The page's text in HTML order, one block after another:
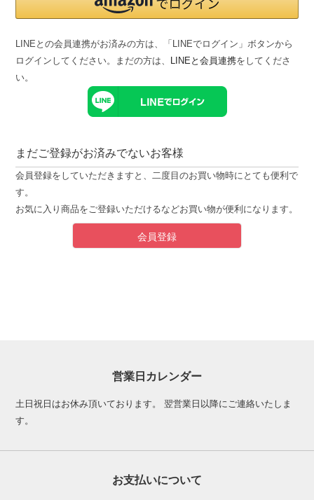
LINEとの会員連携がお済みの方は、「LINEでログイン」ボタンから
ログインしてください。まだの方は、 LINEと会員連携をしてくださ
い。
まだご登録がお済みでないお客様
会員登録をしていただきますと、二度目のお買い物時にとても便利で
す。
お気に入り商品をご登録いただけるなどお買い物が便利になります。
会員登録
営業日カレンダー
土日祝日はお休み頂いております。 翌営業日以降にご連絡いたしま
す。
お支払いについて